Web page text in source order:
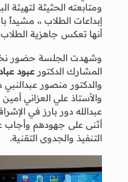
ومتابعته الحثيثة لتهيئة
إبداعات الطلاب ،، مشيداً
أنها تعكس جاهزية
وشهدت الجلسة حضور
المشارك الدكتور عبود
والدكتور منصور
والأستاذ علي العزاني
عبدالله دور بارز في
أثنى على جهودهم وأجاب
التنفيذ والجدوى التقنية.